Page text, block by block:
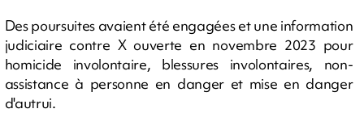
Des poursuites avaient été engagées et une information
judiciaire contre X ouverte en novembre 2023 pour
homicide involontaire, blessures involontaires, non-
assistance à personne en danger et mise en danger
d'autrui.